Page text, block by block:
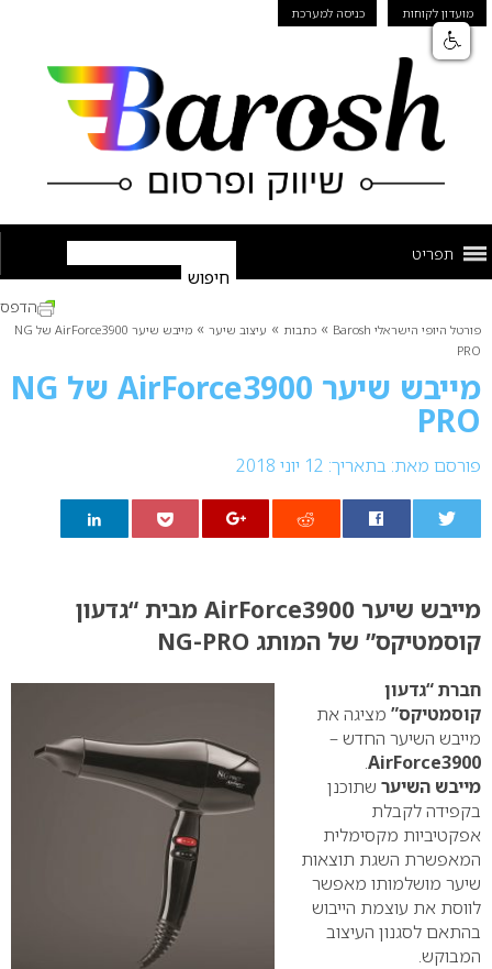
מועדון לקוחות כניסה למערכת
תפריט
פורטל היופי הישראלי Barosh » כתבות » עיצוב שיער »
מייבש שיער AirForce3900 של NG
PRO
מייבש שיער AirForce3900 של NG
PRO
פורסם מאת: בתאריך: 12 יוני 2018
הדפס
מייבש שיער AirForce3900 מבית “גדעון
קוסמטיקס” של המותג NG-PRO
חברת “גדעון
קוסמטיקס” מציגה את
מייבש השיער החדש –
AirForce3900
.
מייבש השיער שתוכנן
בקפידה לקבלת
אפקטיביות מקסימלית
המאפשרת השגת תוצאות
שיער מושלמותו מאפשר
לווסת את עוצמת הייבוש
בהתאם לסגנון העיצוב
המבוקש.